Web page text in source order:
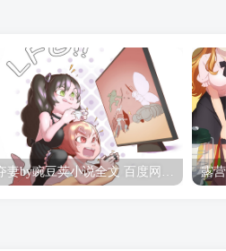
夺妻by豌豆荚小说全文 百度网盘 Duo!